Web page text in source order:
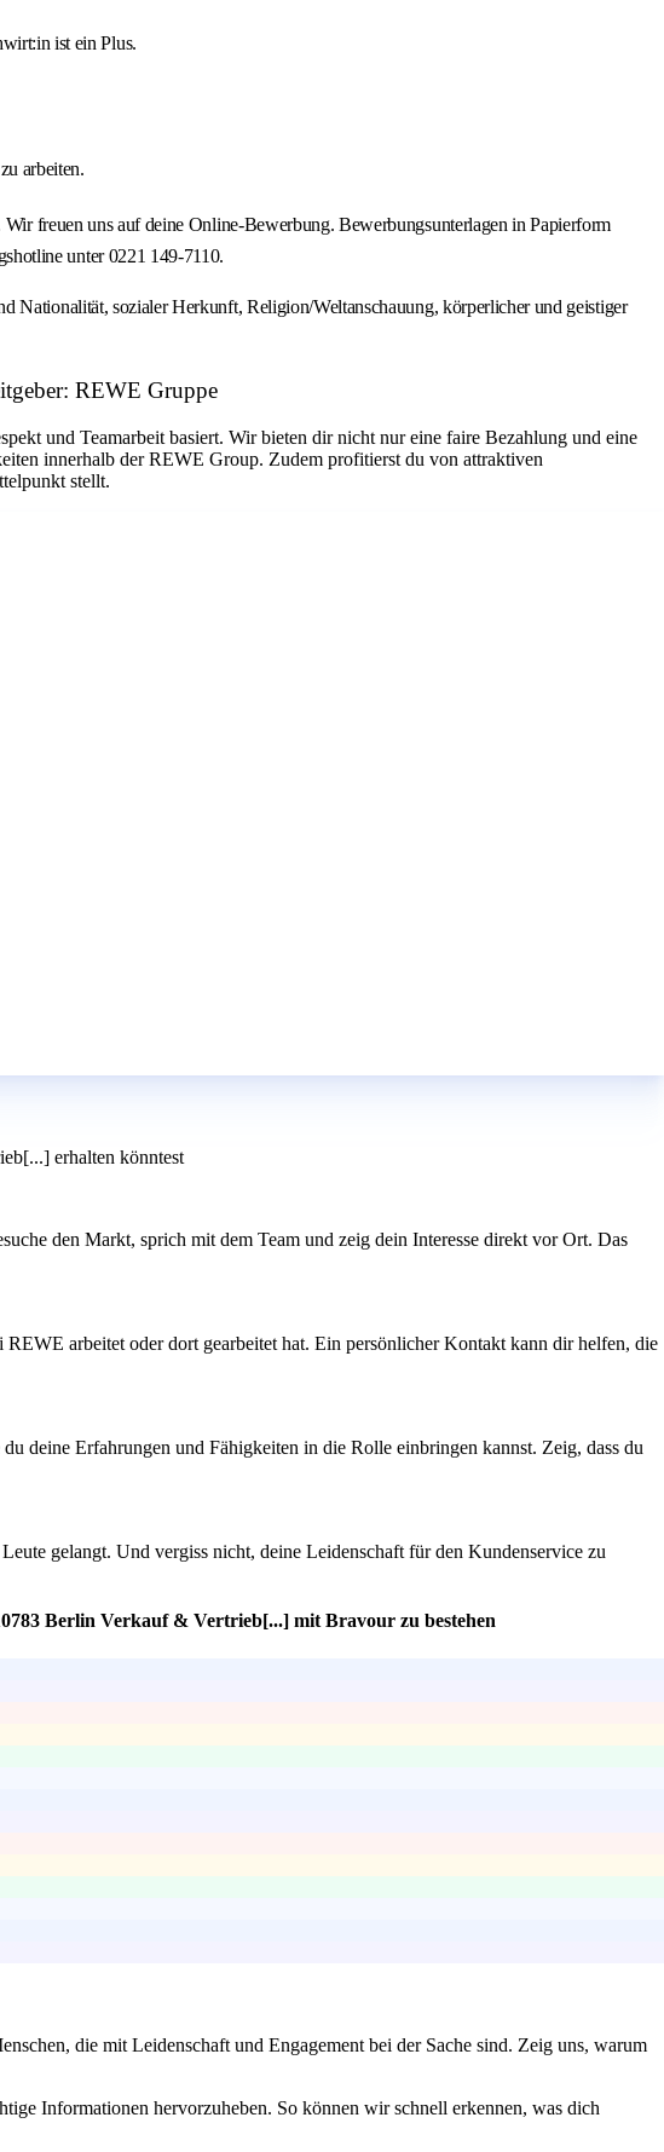
ist ein Plus.
arbeiten.
freuen uns auf deine Online-Bewerbung. Bewerbungsunterlagen in Papierform
unter 0221 149-7110.
Nationalität, sozialer Herkunft, Religion/Weltanschauung, körperlicher und geistiger
REWE Gruppe
und Teamarbeit basiert. Wir bieten dir nicht nur eine faire Bezahlung und eine
innerhalb der REWE Group. Zudem profitierst du von attraktiven
stellt.
erhalten könntest
den Markt, sprich mit dem Team und zeig dein Interesse direkt vor Ort. Das
arbeitet oder dort gearbeitet hat. Ein persönlicher Kontakt kann dir helfen, die
deine Erfahrungen und Fähigkeiten in die Rolle einbringen kannst. Zeig, dass du
gelangt. Und vergiss nicht, deine Leidenschaft für den Kundenservice zu
Berlin Verkauf & Vertrieb[...] mit Bravour zu bestehen
die mit Leidenschaft und Engagement bei der Sache sind. Zeig uns, warum
Informationen hervorzuheben. So können wir schnell erkennen, was dich